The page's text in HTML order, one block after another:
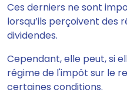
Ces derniers ne sont
lorsqu’ils perçoivent des
dividendes.
Cependant,elle peut, si
régime de l'impôt sur le
certaines conditions.